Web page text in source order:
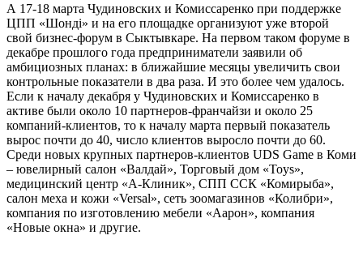
А 17-18 марта Чудиновских и Комиссаренко при поддержке
ЦПП «Шондi» и на его площадке организуют уже второй
свой бизнес-форум в Сыктывкаре. На первом таком форуме в
декабре прошлого года предприниматели заявили об
амбициозных планах: в ближайшие месяцы увеличить свои
контрольные показатели в два раза. И это более чем удалось.
Если к началу декабря у Чудиновских и Комиссаренко в
активе были около 10 партнеров-франчайзи и около 25
компаний-клиентов, то к началу марта первый показатель
вырос почти до 40, число клиентов выросло почти до 60.
Среди новых крупных партнеров-клиентов UDS Game в Коми
– ювелирный салон «Валдай», Торговый дом «Toys»,
медицинский центр «А-Клиник», СПП ССК «Комирыба»,
салон меха и кожи «Versal», сеть зоомагазинов «Колибри»,
компания по изготовлению мебели «Аарон», компания
«Новые окна» и другие.